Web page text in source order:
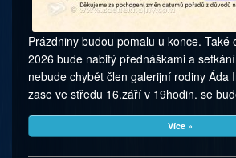
Prázdniny budou pomalu u konce. Také
2026 bude nabitý přednáškami a
nebude chybět člen galerijní rodiny Áda
zase ve středu 16.září v 19hodin. se
Více »